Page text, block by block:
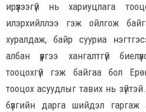
ирүүлээгүй нь хариуцлага
илэрхийллээ гэж ойлгож
хуралдаж, байр сууриа
албан үүргээ хангалтгүй
тооцохгүй гэж байгаа бол
тооцох асуудлыг тавих нь
бүлгийн дарга шийдэл гаргаж